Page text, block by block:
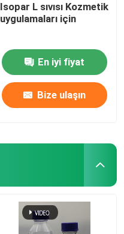
Isopar L sıvısı Kozmetik
uygulamaları için
En iyi fiyat
Bize ulaşın